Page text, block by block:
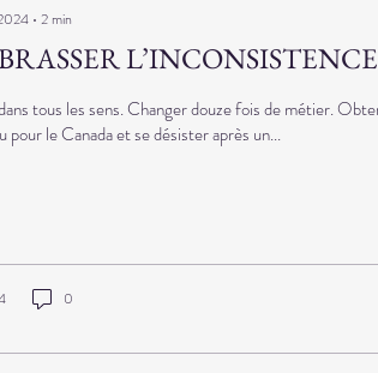
∙ 2 min
L’INCONSISTENCE
tous les sens. Changer douze fois de métier.
pour le Canada et se désister après un...
0